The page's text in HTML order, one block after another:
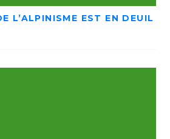
L’ALPINISME EST EN DEUIL